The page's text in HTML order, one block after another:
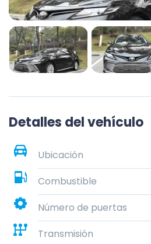
Detalles del vehículo
Ubicación
Combustible
Número de puertas
Transmisión